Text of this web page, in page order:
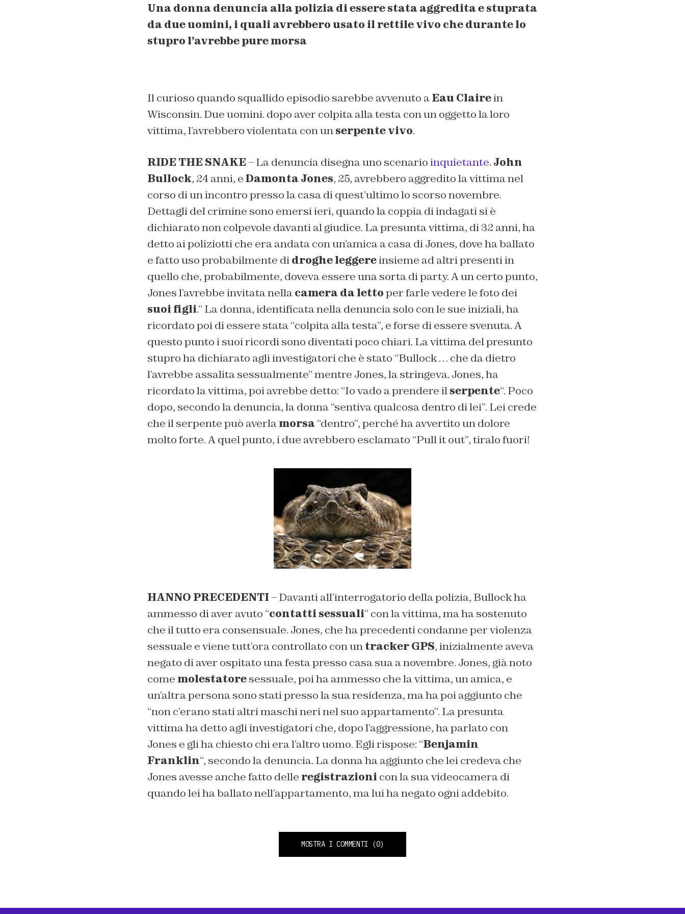
Una donna denuncia alla polizia di essere stata aggredita e stuprata
da due uomini, i quali avrebbero usato il rettile vivo che durante lo
stupro l’avrebbe pure morsa
Il curioso quando squallido episodio sarebbe avvenuto aEau Clairein
Wisconsin. Due uomini. dopo aver colpita alla testa con un oggetto la loro
vittima, l’avrebbero violentata con unserpente vivo.
RIDE THE SNAKE– La denuncia disegna uno scenarioinquietante. John
Bullock, 24 anni, eDamonta Jones, 25, avrebbero aggredito la vittima nel
corso di un incontro presso la casa di quest’ultimo lo scorso novembre.
Dettagli del crimine sono emersi ieri, quando la coppia di indagati si è
dichiarato non colpevole davanti al giudice. La presunta vittima, di 32 anni, ha
detto ai poliziotti che era andata con un’amica a casa di Jones, dove ha ballato
e fatto uso probabilmente didroghe leggereinsieme ad altri presenti in
quello che, probabilmente, doveva essere una sorta di party. A un certo punto,
Jones l’avrebbe invitata nellacamera da lettoper farle vedere le foto dei
suoi figli.” La donna, identificata nella denuncia solo con le sue iniziali, ha
ricordato poi di essere stata “colpita alla testa”, e forse di essere svenuta. A
questo punto i suoi ricordi sono diventati poco chiari. La vittima del presunto
stupro ha dichiarato agli investigatori che è stato “Bullock … che da dietro
l’avrebbe assalita sessualmente” mentre Jones, la stringeva. Jones, ha
ricordato la vittima, poi avrebbe detto: “Io vado a prendere ilserpente“. Poco
dopo, secondo la denuncia, la donna “sentiva qualcosa dentro di lei”. Lei crede
che il serpente può averlamorsa “dentro”, perché ha avvertito un dolore
molto forte. A quel punto, i due avrebbero esclamato “Pull it out”, tiralo fuori!
HANNO PRECEDENTI– Davanti all’interrogatorio della polizia, Bullock ha
ammesso di aver avuto “contatti sessuali” con la vittima, ma ha sostenuto
che il tutto era consensuale. Jones, che ha precedenti condanne per violenza
sessuale e viene tutt’ora controllato con untracker GPS, inizialmente aveva
negato di aver ospitato una festa presso casa sua a novembre. Jones, già noto
come molestatoresessuale, poi ha ammesso che la vittima, un amica, e
un’altra persona sono stati presso la sua residenza, ma ha poi aggiunto che
“non c’erano stati altri maschi neri nel suo appartamento”. La presunta
vittima ha detto agli investigatori che, dopo l’aggressione, ha parlato con
Jones e gli ha chiesto chi era l’altro uomo. Egli rispose: “Benjamin
Franklin“, secondo la denuncia. La donna ha aggiunto che lei credeva che
Jones avesse anche fatto delle registrazioni con la sua videocamera di
quando lei ha ballato nell’appartamento, ma lui ha negato ogni addebito.
MOSTRA I COMMENTI (0)